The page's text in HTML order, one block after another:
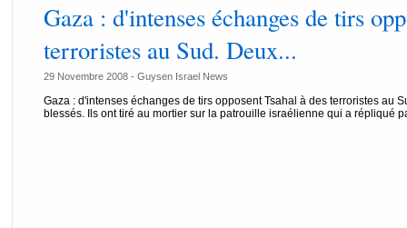
Gaza : d'intenses échanges de tirs
terroristes au Sud. Deux...
29 Novembre 2008 - Guysen Israel News
Gaza : d'intenses échanges de tirs opposent Tsahal à des terroristes au
blessés. Ils ont tiré au mortier sur la patrouille israélienne qui a répliqué